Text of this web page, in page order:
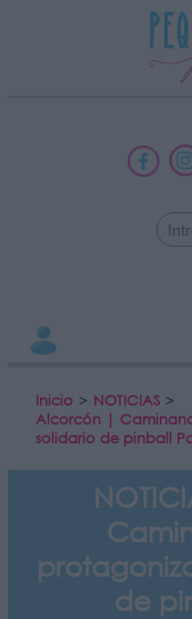
Inicio > NOTICIAS >
Alcorcón |
solidario de pinball
de
PROTECCIÓN DE TUS
Datos tratados:
Información adicional